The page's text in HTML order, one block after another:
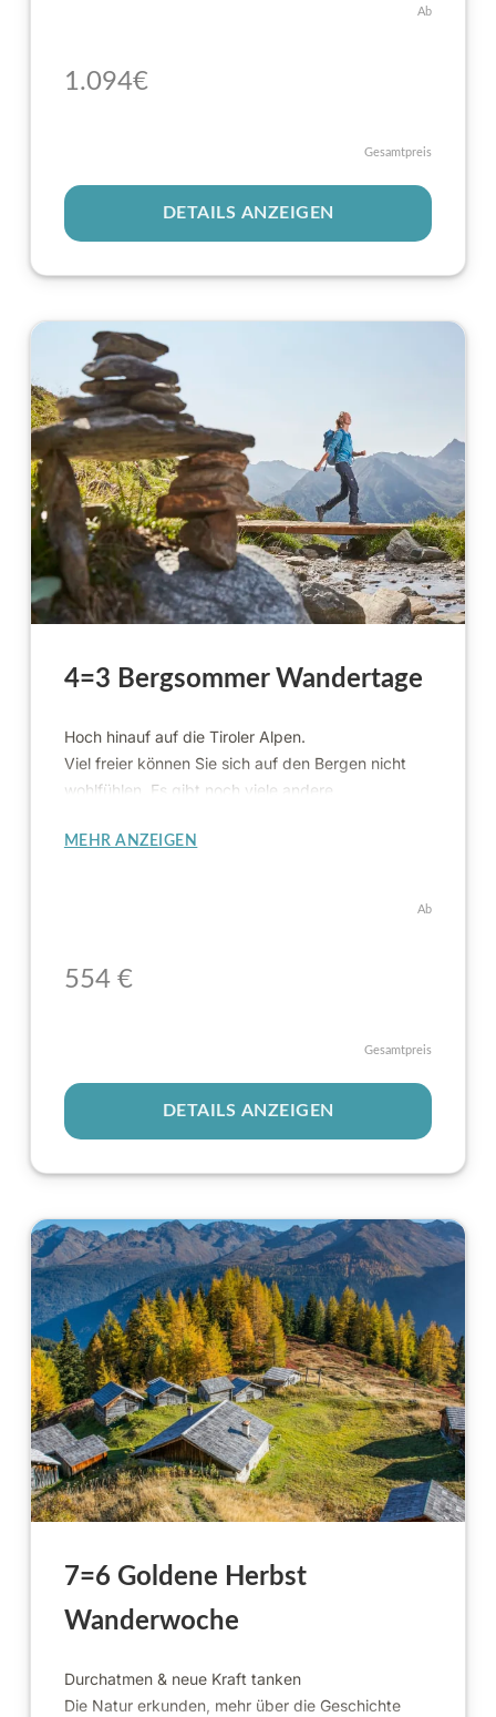
Ab
1.094€
Gesamtpreis
DETAILS ANZEIGEN
4=3 Bergsommer Wandertage
Hoch hinauf auf die Tiroler Alpen.
Viel freier können Sie sich auf den Bergen nicht
wohlfühlen. Es gibt noch viele andere
MEHR ANZEIGEN
Ab
554 €
Gesamtpreis
DETAILS ANZEIGEN
7=6 Goldene Herbst
Wanderwoche
Durchatmen & neue Kraft tanken
Die Natur erkunden, mehr über die Geschichte